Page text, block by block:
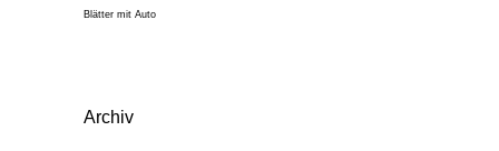
Blätter mit Auto
Archiv